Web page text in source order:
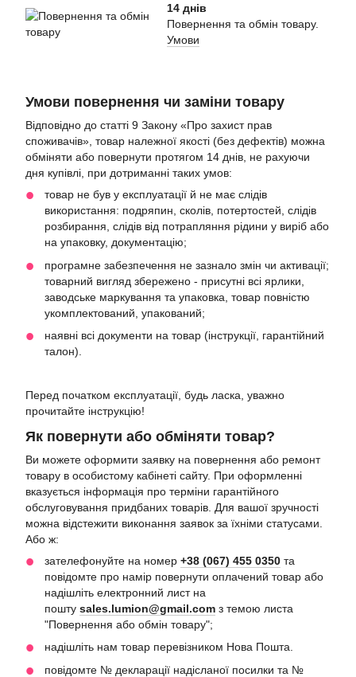
14 днів
Повернення та обмін товару.
Умови
Умови повернення чи заміни товару
Відповідно до статті 9 Закону «Про захист прав
споживачів», товар належної якості (без дефектів) можна
обміняти або повернути протягом 14 днів, не рахуючи
дня купівлі, при дотриманні таких умов:
товар не був у експлуатації й не має слідів
використання: подряпин, сколів, потертостей, слідів
розбирання, слідів від потрапляння рідини у виріб або
на упаковку, документацію;
програмне забезпечення не зазнало змін чи активації;
товарний вигляд збережено - присутні всі ярлики,
заводське маркування та упаковка, товар повністю
укомплектований, упакований;
наявні всі документи на товар (інструкції, гарантійний
талон).
Перед початком експлуатації, будь ласка, уважно
прочитайте інструкцію!
Як повернути або обміняти товар?
Ви можете оформити заявку на повернення або ремонт
товару в особистому кабінеті сайту. При оформленні
вказується інформація про терміни гарантійного
обслуговування придбаних товарів. Для вашої зручності
можна відстежити виконання заявок за їхніми статусами.
Або ж:
зателефонуйте на номер +38 (067) 455 0350 та
повідомте про намір повернути оплачений товар або
надішліть електронний лист на
пошту sales.lumion@gmail.com з темою листа
"Повернення або обмін товару";
надішліть нам товар перевізником Нова Пошта.
повідомте № декларації надісланої посилки та №